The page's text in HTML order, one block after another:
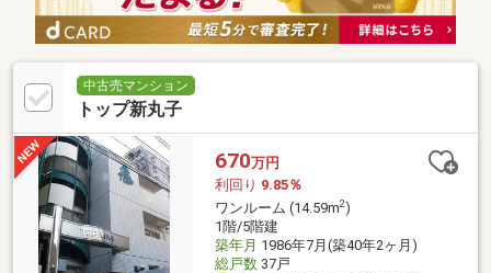
中古売マンション
トップ新丸子
670万円
利回り 9.85％
ワンルーム (14.59m2)
1階/5階建
築年月 1986年7月(築40年2ヶ月)
総戸数37戸